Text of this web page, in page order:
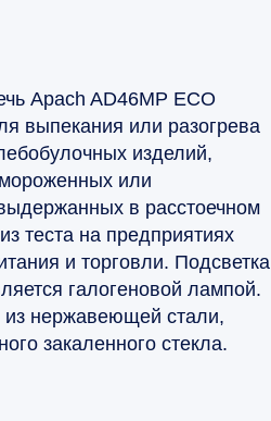
Apach AD46MP ECO
выпекания или разогрева
изделий,
или
в расстоечном
теста на предприятиях
и торговли. Подсветка
галогеновой лампой.
из нержавеющей стали,
закаленного стекла.